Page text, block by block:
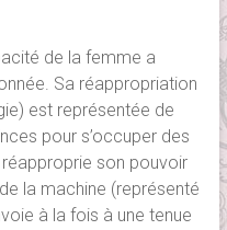
de la femme a
Sa réappropriation
est représentée de
pour s’occuper des
son pouvoir
la machine (représenté
à la fois à une tenue